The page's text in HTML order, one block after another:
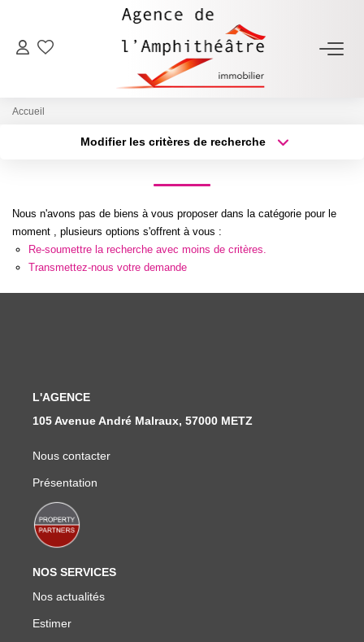
ACHETER
FAIRE GÉRER
Accueil
Modifier les critères de recherche
Sélectionnez...
Surface min
Budget max Plus de critères
Nous n'avons pas de biens à vous proposer dans la catégorie pour le
moment , plusieurs options s'offrent à vous :
Re-soumettre la recherche avec moins de critères.
Transmettez-nous votre demande
L'AGENCE
105 Avenue André Malraux, 57000 METZ
Nous contacter
Présentation
NOS SERVICES
Nos actualités
Estimer